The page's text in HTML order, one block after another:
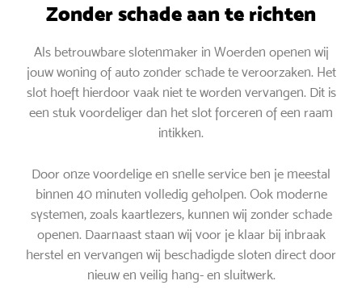
Zonder schade aan te richten
Als betrouwbare slotenmaker in Woerden openen wij
jouw woning of auto zonder schade te veroorzaken. Het
slot hoeft hierdoor vaak niet te worden vervangen. Dit is
een stuk voordeliger dan het slot forceren of een raam
intikken.
Door onze voordelige en snelle service ben je meestal
binnen 40 minuten volledig geholpen. Ook moderne
systemen, zoals kaartlezers, kunnen wij zonder schade
openen. Daarnaast staan wij voor je klaar bij inbraak
herstel en vervangen wij beschadigde sloten direct door
nieuw en veilig hang- en sluitwerk.